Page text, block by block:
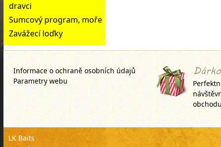
dravci
Sumcový program, moře
Zavážecí loďky
Informace o ochraně osobních údajů
Parametry webu
LK Baits